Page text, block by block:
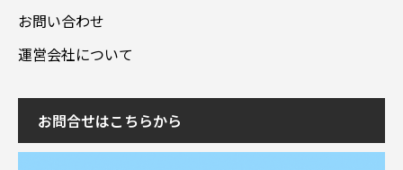
お問い合わせ
運営会社について
お問合せはこちらから